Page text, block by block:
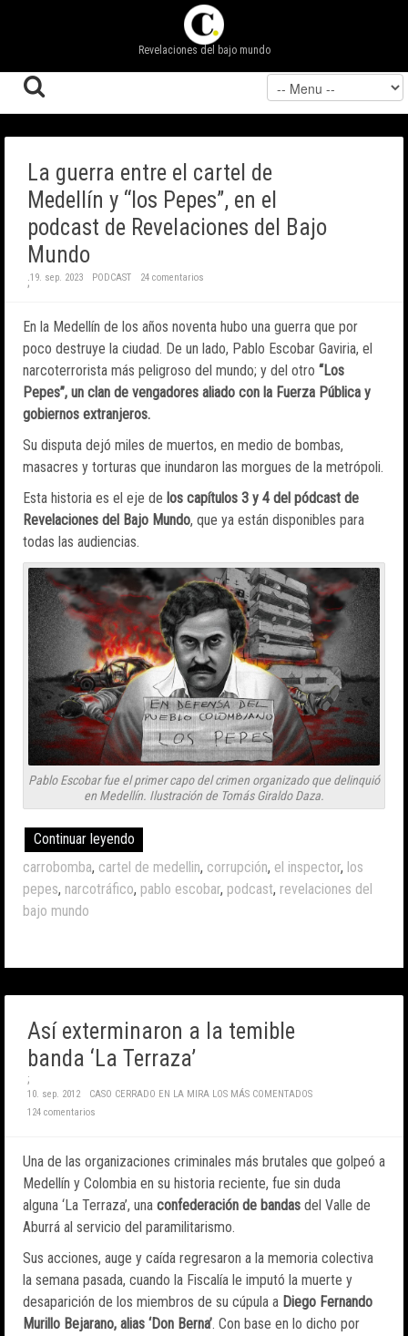
Revelaciones del bajo mundo
La guerra entre el cartel de
Medellín y “los Pepes”, en el
podcast de Revelaciones del Bajo
Mundo
;19. sep. 2023 PODCAST 24 comentarios
En la Medellín de los años noventa hubo una guerra que por
poco destruye la ciudad. De un lado, Pablo Escobar Gaviria, el
narcoterrorista más peligroso del mundo; y del otro “Los
Pepes”, un clan de vengadores aliado con la Fuerza Pública y
gobiernos extranjeros.
Su disputa dejó miles de muertos, en medio de bombas,
masacres y torturas que inundaron las morgues de la metrópoli.
Esta historia es el eje de los capítulos 3 y 4 del pódcast de
Revelaciones del Bajo Mundo, que ya están disponibles para
todas las audiencias.
Pablo Escobar fue el primer capo del crimen organizado que delinquió
en Medellín. Ilustración de Tomás Giraldo Daza.
Continuar leyendo
carrobomba, cartel de medellin, corrupción, el inspector, los
pepes, narcotráfico, pablo escobar, podcast, revelaciones del
bajo mundo
Así exterminaron a la temible
banda ‘La Terraza’
;
10. sep. 2012 CASO CERRADO EN LA MIRA LOS MÁS COMENTADOS
124 comentarios
Una de las organizaciones criminales más brutales que golpeó a
Medellín y Colombia en su historia reciente, fue sin duda
alguna ‘La Terraza’, una confederación de bandas del Valle de
Aburrá al servicio del paramilitarismo.
Sus acciones, auge y caída regresaron a la memoria colectiva
la semana pasada, cuando la Fiscalía le imputó la muerte y
desaparición de los miembros de su cúpula a Diego Fernando
Murillo Bejarano, alias ‘Don Berna’. Con base en lo dicho por